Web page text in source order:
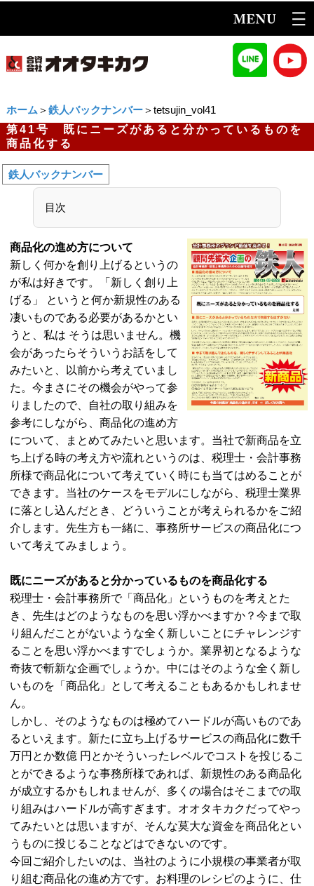
ホーム ＞ 鉄人バックナンバー＞tetsujin_vol41
第41号 既にニーズがあると分かっているものを
商品化する
鉄人バックナンバー
目次
商品化の進め方について
新しく何かを創り上げるというの
が私は好きです。「新しく創り上
げる」 というと何か新規性のある
凄いものである必要があるかとい
うと、私は そうは思いません。機
会があったらそういうお話をして
みたいと、以前から考えていまし
た。今まさにその機会がやって参
りましたので、自社の取り組みを
参考にしながら、商品化の進め方
について、まとめてみたいと思います。当社で新商品を立
ち上げる時の考え方や流れというのは、税理士・会計事務
所様で商品化について考えていく時にも当てはめることが
できます。当社のケースをモデルにしながら、税理士業界
に落とし込んだとき、どういうことが考えられるかをご紹
介します。先生方も一緒に、事務所サービスの商品化につ
いて考えてみましょう。
既にニーズがあると分かっているものを商品化する
税理士・会計事務所で「商品化」というものを考えとた
き、先生はどのようなものを思い浮かべますか？今まで取
り組んだことがないような全く新しいことにチャレンジす
ることを思い浮かべますでしょうか。業界初となるような
奇抜で斬新な企画でしょうか。中にはそのような全く新し
いものを「商品化」として考えることもあるかもしれませ
ん。
しかし、そのようなものは極めてハードルが高いものであ
るといえます。新たに立ち上げるサービスの商品化に数千
万円とか数億 円とかそういったレベルでコストを投じるこ
とができるような事務所様であれば、新規性のある商品化
が成立するかもしれませんが、多くの場合はそこまでの取
り組みはハードルが高すぎます。オオタキカクだってやっ
てみたいとは思いますが、そんな莫大な資金を商品化とい
うものに投じることなどはできないのです。
今回ご紹介したいのは、当社のように小規模の事業者が取
り組む商品化の進め方です。お料理のレシピのように、仕